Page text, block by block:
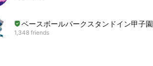
ベースボールパークスタンドイン甲子園
1,348 friends